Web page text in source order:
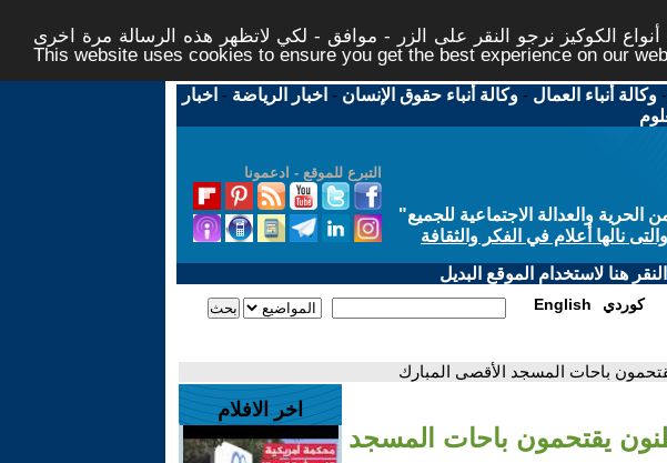
الكوكيز نرجو النقر على الزر - موافق - لكي لاتظهر هذه الرسالة مرة اخرى -
This website uses cookies to ensure you get the best experience on our
-وكالة أنباء العمال -وكالة أنباء حقوق الإنسان - اخبار الرياضة - اخبار
التبرع للموقع - ادعمونا
والعدالة الاجتماعية للجميع"
نالها أعلام في الفكر والثقافة
هنا لاستخدام الموقع البديل
English كوردي
باحات المسجد الأقصى المبارك
يقتحمون باحات المسجد
اخر الافلام